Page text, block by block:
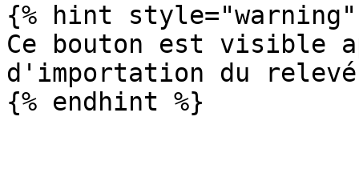
{% hint style="warning"
Ce bouton est visible
d'importation du
{% endhint %}